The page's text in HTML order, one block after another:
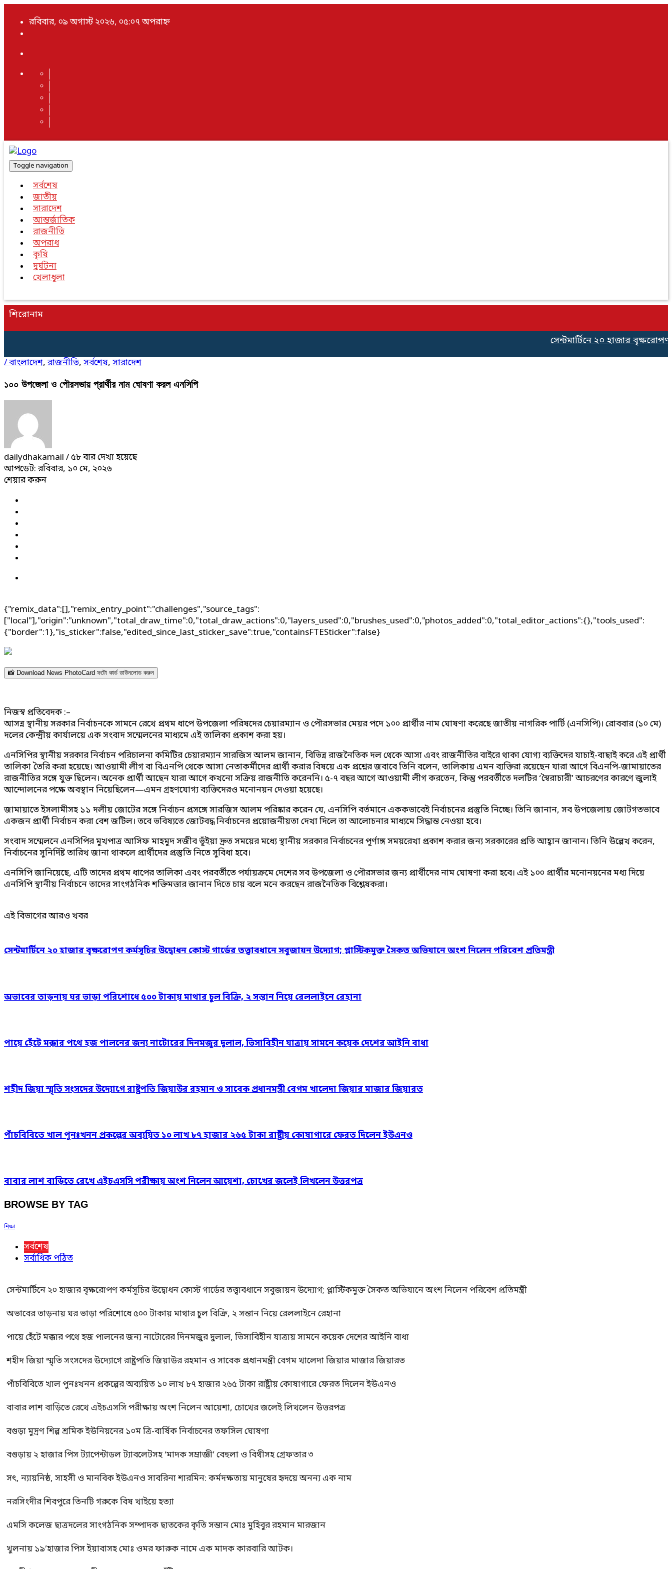
রবিবার, ০৯ অগাস্ট ২০২৬, ০৫:০৭ অপরাহ্ন
Toggle navigation
সর্বশেষ
জাতীয়
সারাদেশ
আন্তর্জাতিক
রাজনীতি
অপরাধ
কৃষি
দুর্ঘটনা
খেলাধুলা
শিরোনাম
সেন্টমার্টিনে ২০ হাজার বৃক্ষরোপণ
/বাংলাদেশ, রাজনীতি, সর্বশেষ, সারাদেশ
১০০ উপজেলা ও পৌরসভায় প্রার্থীর নাম ঘোষণা করল এনসিপি
dailydhakamail / ৫৮ বার দেখা হয়েছে
আপডেট: রবিবার, ১০ মে, ২০২৬
শেয়ার করুন
{"remix_data":[],"remix_entry_point":"challenges","source_tags":
["local"],"origin":"unknown","total_draw_time":0,"total_draw_actions":0,"layers_used":0,"brushes_used":0,"photos_added":0,"total_editor_actions":{},"tools_used":
{"border":1},"is_sticker":false,"edited_since_last_sticker_save":true,"containsFTESticker":false}
📸 Download News PhotoCard ফটো কার্ড ডাউনলোড করুন
নিজস্ব প্রতিবেদক :–
আসন্ন স্থানীয় সরকার নির্বাচনকে সামনে রেখে প্রথম ধাপে উপজেলা পরিষদের চেয়ারম্যান ও পৌরসভার মেয়র পদে ১০০ প্রার্থীর নাম ঘোষণা করেছে জাতীয় নাগরিক পার্টি (এনসিপি)। রোববার (১০ মে)
দলের কেন্দ্রীয় কার্যালয়ে এক সংবাদ সম্মেলনের মাধ্যমে এই তালিকা প্রকাশ করা হয়।
এনসিপির স্থানীয় সরকার নির্বাচন পরিচালনা কমিটির চেয়ারম্যান সারজিস আলম জানান, বিভিন্ন রাজনৈতিক দল থেকে আসা এবং রাজনীতির বাইরে থাকা যোগ্য ব্যক্তিদের যাচাই-বাছাই করে এই প্রার্থী
তালিকা তৈরি করা হয়েছে। আওয়ামী লীগ বা বিএনপি থেকে আসা নেতাকর্মীদের প্রার্থী করার বিষয়ে এক প্রশ্নের জবাবে তিনি বলেন, তালিকায় এমন ব্যক্তিরা রয়েছেন যারা আগে বিএনপি-জামায়াতের
রাজনীতির সঙ্গে যুক্ত ছিলেন। অনেক প্রার্থী আছেন যারা আগে কখনো সক্রিয় রাজনীতি করেননি। ৫-৭ বছর আগে আওয়ামী লীগ করতেন, কিন্তু পরবর্তীতে দলটির ‘স্বৈরাচারী’ আচরণের কারণে জুলাই
আন্দোলনের পক্ষে অবস্থান নিয়েছিলেন—এমন গ্রহণযোগ্য ব্যক্তিদেরও মনোনয়ন দেওয়া হয়েছে।
জামায়াতে ইসলামীসহ ১১ দলীয় জোটের সঙ্গে নির্বাচন প্রসঙ্গে সারজিস আলম পরিষ্কার করেন যে, এনসিপি বর্তমানে এককভাবেই নির্বাচনের প্রস্তুতি নিচ্ছে। তিনি জানান, সব উপজেলায় জোটগতভাবে
একজন প্রার্থী নির্বাচন করা বেশ জটিল। তবে ভবিষ্যতে জোটবদ্ধ নির্বাচনের প্রয়োজনীয়তা দেখা দিলে তা আলোচনার মাধ্যমে সিদ্ধান্ত নেওয়া হবে।
সংবাদ সম্মেলনে এনসিপির মুখপাত্র আসিফ মাহমুদ সজীব ভূঁইয়া দ্রুত সময়ের মধ্যে স্থানীয় সরকার নির্বাচনের পূর্ণাঙ্গ সময়রেখা প্রকাশ করার জন্য সরকারের প্রতি আহ্বান জানান। তিনি উল্লেখ করেন,
নির্বাচনের সুনির্দিষ্ট তারিখ জানা থাকলে প্রার্থীদের প্রস্তুতি নিতে সুবিধা হবে।
এনসিপি জানিয়েছে, এটি তাদের প্রথম ধাপের তালিকা এবং পরবর্তীতে পর্যায়ক্রমে দেশের সব উপজেলা ও পৌরসভার জন্য প্রার্থীদের নাম ঘোষণা করা হবে। এই ১০০ প্রার্থীর মনোনয়নের মধ্য দিয়ে
এনসিপি স্থানীয় নির্বাচনে তাদের সাংগঠনিক শক্তিমত্তার জানান দিতে চায় বলে মনে করছেন রাজনৈতিক বিশ্লেষকরা।
এই বিভাগের আরও খবর
সেন্টমার্টিনে ২০ হাজার বৃক্ষরোপণ কর্মসূচির উদ্বোধন কোস্ট গার্ডের তত্ত্বাবধানে সবুজায়ন উদ্যোগ; প্লাস্টিকমুক্ত সৈকত অভিযানে অংশ নিলেন পরিবেশ প্রতিমন্ত্রী
অভাবের তাড়নায় ঘর ভাড়া পরিশোধে ৫০০ টাকায় মাথার চুল বিক্রি, ২ সন্তান নিয়ে রেললাইনে রেহানা
পায়ে হেঁটে মক্কার পথে হজ পালনের জন্য নাটোরের দিনমজুর দুলাল, ভিসাবিহীন যাত্রায় সামনে কয়েক দেশের আইনি বাধা
শহীদ জিয়া স্মৃতি সংসদের উদ্যোগে রাষ্ট্রপতি জিয়াউর রহমান ও সাবেক প্রধানমন্ত্রী বেগম খালেদা জিয়ার মাজার জিয়ারত
পাঁচবিবিতে খাল পুনঃখনন প্রকল্পের অব্যয়িত ১০ লাখ ৮৭ হাজার ২৬৫ টাকা রাষ্ট্রীয় কোষাগারে ফেরত দিলেন ইউএনও
বাবার লাশ বাড়িতে রেখে এইচএসসি পরীক্ষায় অংশ নিলেন আয়েশা, চোখের জলেই লিখলেন উত্তরপত্র
BROWSE BY TAG
শিক্ষা
সর্বশেষ
সর্বাধিক পঠিত
সেন্টমার্টিনে ২০ হাজার বৃক্ষরোপণ কর্মসূচির উদ্বোধন কোস্ট গার্ডের তত্ত্বাবধানে সবুজায়ন উদ্যোগ; প্লাস্টিকমুক্ত সৈকত অভিযানে অংশ নিলেন পরিবেশ প্রতিমন্ত্রী
অভাবের তাড়নায় ঘর ভাড়া পরিশোধে ৫০০ টাকায় মাথার চুল বিক্রি, ২ সন্তান নিয়ে রেললাইনে রেহানা
পায়ে হেঁটে মক্কার পথে হজ পালনের জন্য নাটোরের দিনমজুর দুলাল, ভিসাবিহীন যাত্রায় সামনে কয়েক দেশের আইনি বাধা
শহীদ জিয়া স্মৃতি সংসদের উদ্যোগে রাষ্ট্রপতি জিয়াউর রহমান ও সাবেক প্রধানমন্ত্রী বেগম খালেদা জিয়ার মাজার জিয়ারত
পাঁচবিবিতে খাল পুনঃখনন প্রকল্পের অব্যয়িত ১০ লাখ ৮৭ হাজার ২৬৫ টাকা রাষ্ট্রীয় কোষাগারে ফেরত দিলেন ইউএনও
বাবার লাশ বাড়িতে রেখে এইচএসসি পরীক্ষায় অংশ নিলেন আয়েশা, চোখের জলেই লিখলেন উত্তরপত্র
বগুড়া মুদ্রণ শিল্প শ্রমিক ইউনিয়নের ১০ম ত্রি-বার্ষিক নির্বাচনের তফসিল ঘোষণা
বগুড়ায় ২ হাজার পিস ট্যাপেন্টাডল ট্যাবলেটসহ ‘মাদক সম্রাজ্ঞী’ বেহুলা ও বিথীসহ গ্রেফতার ৩
সৎ, ন্যায়নিষ্ঠ, সাহসী ও মানবিক ইউএনও সাবরিনা শারমিন: কর্মদক্ষতায় মানুষের হৃদয়ে অনন্য এক নাম
নরসিংদীর শিবপুরে তিনটি গরুকে বিষ খাইয়ে হত্যা
এমসি কলেজ ছাত্রদলের সাংগঠনিক সম্পাদক ছাতকের কৃতি সন্তান মোঃ মুহিবুর রহমান মারজান
খুলনায় ১৯’হাজার পিস ইয়াবাসহ মোঃ ওমর ফারুক নামে এক মাদক কারবারি আটক।